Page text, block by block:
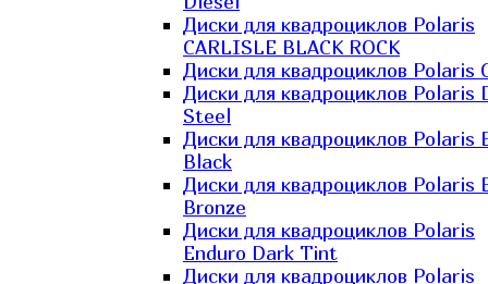
Диски для квадроциклов Polaris
CARLISLE BLACK ROCK
Диски для квадроциклов Polaris
Диски для квадроциклов Polaris
Steel
Диски для квадроциклов Polaris
Black
Диски для квадроциклов Polaris
Bronze
Диски для квадроциклов Polaris
Enduro Dark Tint
Диски для квадроциклов Polaris